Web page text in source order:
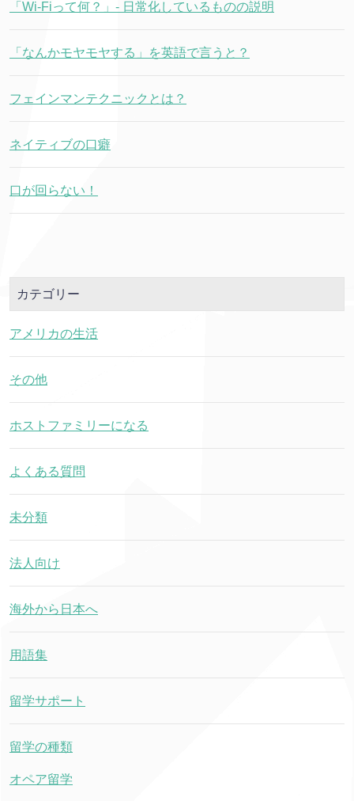
「Wi-Fiって何？」- 日常化しているものの説明
「なんかモヤモヤする」を英語で言うと？
フェインマンテクニックとは？
ネイティブの口癖
口が回らない！
カテゴリー
アメリカの生活
その他
ホストファミリーになる
よくある質問
未分類
法人向け
海外から日本へ
用語集
留学サポート
留学の種類
オペア留学